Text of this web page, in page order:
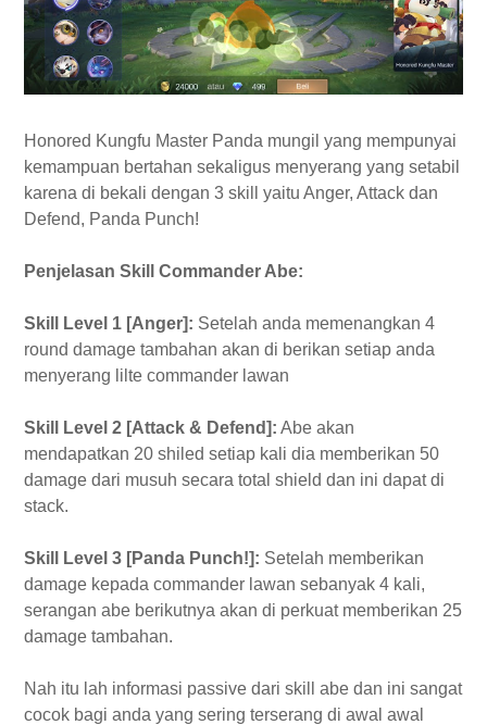
Honored Kungfu Master Panda mungil yang mempunyai
kemampuan bertahan sekaligus menyerang yang setabil
karena di bekali dengan 3 skill yaitu Anger, Attack dan
Defend, Panda Punch!
Penjelasan Skill Commander Abe:
Skill Level 1 [Anger]: Setelah anda memenangkan 4
round damage tambahan akan di berikan setiap anda
menyerang lilte commander lawan
Skill Level 2 [Attack & Defend]: Abe akan
mendapatkan 20 shiled setiap kali dia memberikan 50
damage dari musuh secara total shield dan ini dapat di
stack.
Skill Level 3 [Panda Punch!]: Setelah memberikan
damage kepada commander lawan sebanyak 4 kali,
serangan abe berikutnya akan di perkuat memberikan 25
damage tambahan.
Nah itu lah informasi passive dari skill abe dan ini sangat
cocok bagi anda yang sering terserang di awal awal